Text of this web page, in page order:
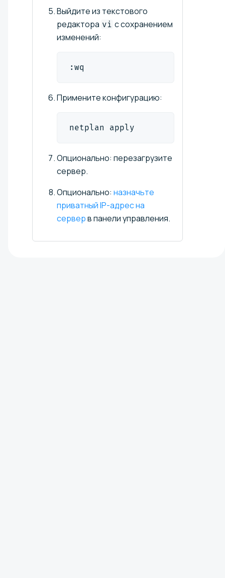
Выйдите из текстового
редактора vi с сохранением
изменений:
:wq
Примените конфигурацию:
netplan apply
Опционально: перезагрузите
сервер.
Опционально: назначьте
приватный IP-адрес на
серверв панели управления.